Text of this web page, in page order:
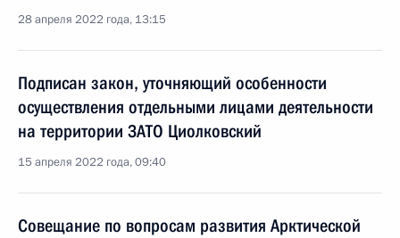
28 апреля 2022 года, 13:15
Подписан закон, уточняющий особенности
осуществления отдельными лицами деятельности
на территории ЗАТО Циолковский
15 апреля 2022 года, 09:40
Совещание по вопросам развития Арктической